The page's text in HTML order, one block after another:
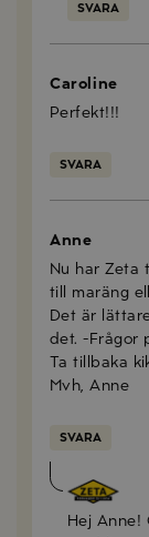
SVARA
Caroline
Perfekt!!!
SVARA
Anne
Nu har Zeta
till maräng
Det är
det. -Frågor
Ta tillbaka
Mvh, Anne
SVARA
Anna
Hej Anne!